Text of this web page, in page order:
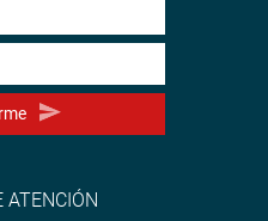
ATENCIÓN